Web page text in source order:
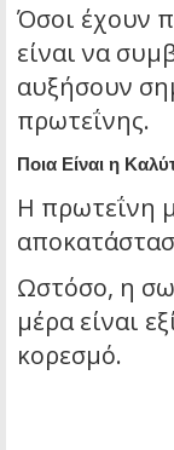
Όσοι έχουν
είναι να
αυξήσουν
πρωτεΐνης.
Ποια Είναι η
Η πρωτεΐνη
Ωστόσο, η
μέρα είναι
κορεσμό.